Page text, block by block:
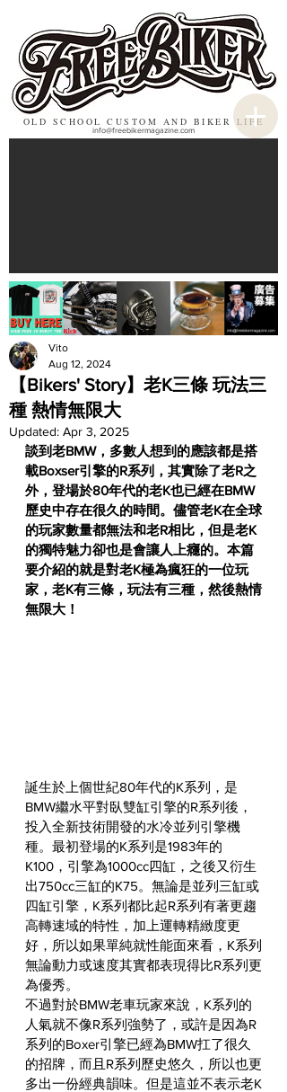
OLD SCHOOL CUSTOM AND BIKER LIFE
info@freebikermagazine.com
【Bikers' Story】老K三條 玩法三
種 熱情無限大
Vito
Aug 12, 2024
Updated: Apr 3, 2025
談到老BMW，多數人想到的應該都是搭
載Boxser引擎的R系列，其實除了老R之
外，登場於80年代的老K也已經在BMW
歷史中存在很久的時間。儘管老K在全球
的玩家數量都無法和老R相比，但是老K
的獨特魅力卻也是會讓人上癮的。本篇
要介紹的就是對老K極為瘋狂的一位玩
家，老K有三條，玩法有三種，然後熱情
無限大！
誕生於上個世紀80年代的K系列，是
BMW繼水平對臥雙缸引擎的R系列後，
投入全新技術開發的水冷並列引擎機
種。最初登場的K系列是1983年的
K100，引擎為1000cc四缸，之後又衍生
出750cc三缸的K75。無論是並列三缸或
四缸引擎，K系列都比起R系列有著更趨
高轉速域的特性，加上運轉精緻度更
好，所以如果單純就性能面來看，K系列
無論動力或速度其實都表現得比R系列更
為優秀。
不過對於BMW老車玩家來說，K系列的
人氣就不像R系列強勢了，或許是因為R
系列的Boxer引擎已經為BMW扛了很久
的招牌，而且R系列歷史悠久，所以也更
多出一份經典韻味。但是這並不表示老K